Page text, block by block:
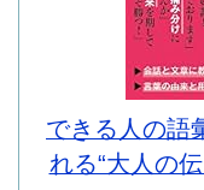
できる人の語
れる“大人の